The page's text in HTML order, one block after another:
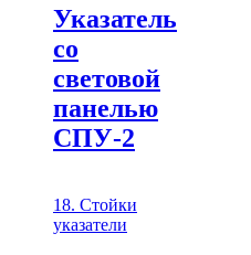
Указатель
со
световой
панелью
СПУ-2
18. Стойки
указатели